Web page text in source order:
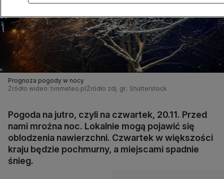
Prognoza pogody w nocy
Źródło wideo: tvnmeteo.pl Źródło zdj. gł.: Shutterstock
Pogoda na jutro, czyli na czwartek, 20.11. Przed
nami mroźna noc. Lokalnie mogą pojawić się
oblodzenia nawierzchni. Czwartek w większości
kraju będzie pochmurny, a miejscami spadnie
śnieg.